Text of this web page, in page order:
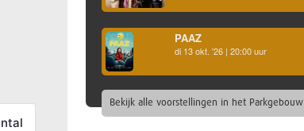
PAAZ
di 13 okt. '26 | 20:00 uur
Bekijk alle voorstellingen in het Parkgebouw